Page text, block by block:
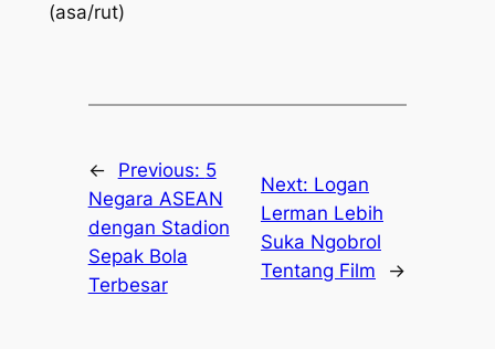
(asa/rut)
← Previous: 5
Negara ASEAN
dengan Stadion
Sepak Bola
Terbesar
Next: Logan
Lerman Lebih
Suka Ngobrol
Tentang Film
→